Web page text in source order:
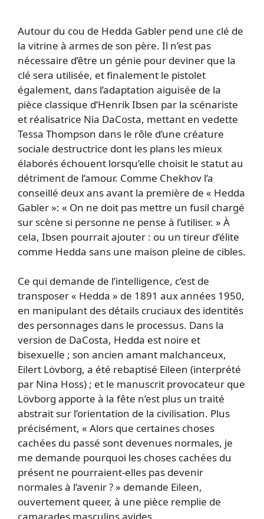
Autour du cou de Hedda Gabler pend une clé de
la vitrine à armes de son père. Il n’est pas
nécessaire d’être un génie pour deviner que la
clé sera utilisée, et finalement le pistolet
également, dans l’adaptation aiguisée de la
pièce classique d’Henrik Ibsen par la scénariste
et réalisatrice Nia DaCosta, mettant en vedette
Tessa Thompson dans le rôle d’une créature
sociale destructrice dont les plans les mieux
élaborés échouent lorsqu’elle choisit le statut au
détriment de l’amour. Comme Chekhov l’a
conseillé deux ans avant la première de « Hedda
Gabler »: « On ne doit pas mettre un fusil chargé
sur scène si personne ne pense à l’utiliser. » À
cela, Ibsen pourrait ajouter : ou un tireur d’élite
comme Hedda sans une maison pleine de cibles.
Ce qui demande de l’intelligence, c’est de
transposer « Hedda » de 1891 aux années 1950,
en manipulant des détails cruciaux des identités
des personnages dans le processus. Dans la
version de DaCosta, Hedda est noire et
bisexuelle ; son ancien amant malchanceux,
Eilert Lövborg, a été rebaptisé Eileen (interprété
par Nina Hoss) ; et le manuscrit provocateur que
Lövborg apporte à la fête n’est plus un traité
abstrait sur l’orientation de la civilisation. Plus
précisément, « Alors que certaines choses
cachées du passé sont devenues normales, je
me demande pourquoi les choses cachées du
présent ne pourraient-elles pas devenir
normales à l’avenir ? » demande Eileen,
ouvertement queer, à une pièce remplie de